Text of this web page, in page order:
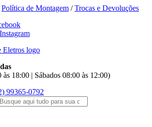
Política de Montagem /Trocas e Devoluções
18:00 | Sábados 08:00 às 12:00)
99365-0792